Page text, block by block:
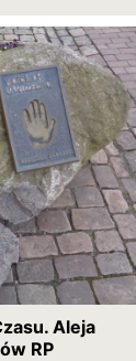
Aleja
RP